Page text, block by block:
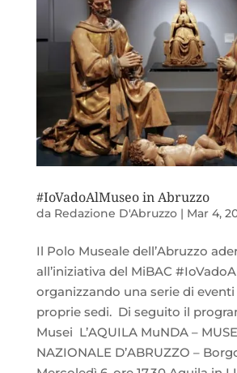
#IoVadoAlMuseo in Abruzzo
da Redazione D'Abruzzo| Mar 4,
Il Polo Museale dell’Abruzzo
all’iniziativa del MiBAC
organizzando una serie di
proprie sedi. Di seguito il
Musei L’AQUILA MuNDA –
NAZIONALE D’ABRUZZO –